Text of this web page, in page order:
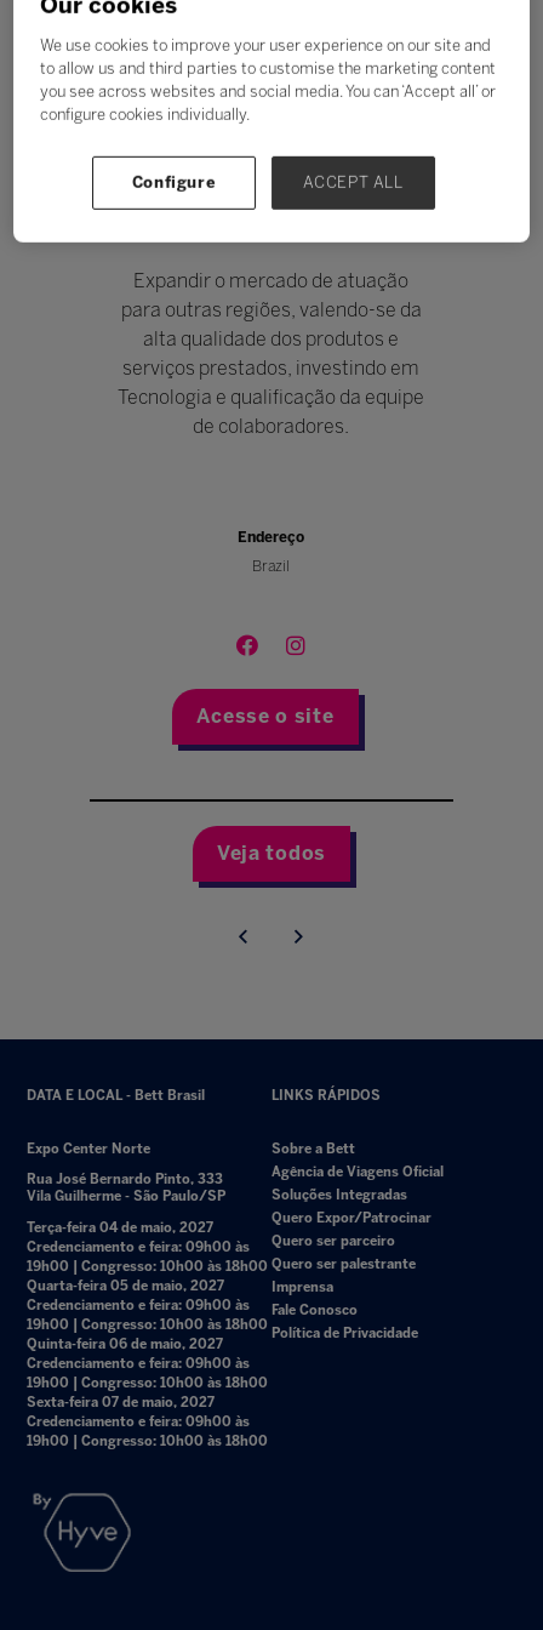
DIGITAL WAY
Stand: G111
Expandir o mercado de atuação
para outras regiões, valendo-se da
alta qualidade dos produtos e
serviços prestados, investindo em
Tecnologia e qualificação da equipe
de colaboradores.
Endereço
Brazil
Acesse o site
Veja todos
DATA E LOCAL - Bett Brasil
Expo Center Norte
Rua José Bernardo Pinto, 333
Vila Guilherme - São Paulo/SP
Terça-feira 04 de maio, 2027
Credenciamento e feira: 09h00 às
19h00 | Congresso: 10h00 às 18h00
Quarta-feira 05 de maio, 2027
Credenciamento e feira: 09h00 às
19h00 | Congresso: 10h00 às 18h00
Quinta-feira 06 de maio, 2027
Credenciamento e feira: 09h00 às
19h00 | Congresso: 10h00 às 18h00
Sexta-feira 07 de maio, 2027
Credenciamento e feira: 09h00 às
19h00 | Congresso: 10h00 às 18h00
LINKS RÁPIDOS
Sobre a Bett
Agência de Viagens Oficial
Soluções Integradas
Quero Expor/Patrocinar
Quero ser parceiro
Quero ser palestrante
Imprensa
Fale Conosco
Política de Privacidade
We use cookies to improve your user experience on our site and
to allow us and third parties to customise the marketing content
you see across websites and social media. You can ‘Accept all’ or
configure cookies individually.
Configure ACCEPT ALL